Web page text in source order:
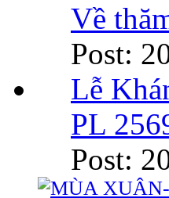
Về
Post:
Lễ
PL
Post: